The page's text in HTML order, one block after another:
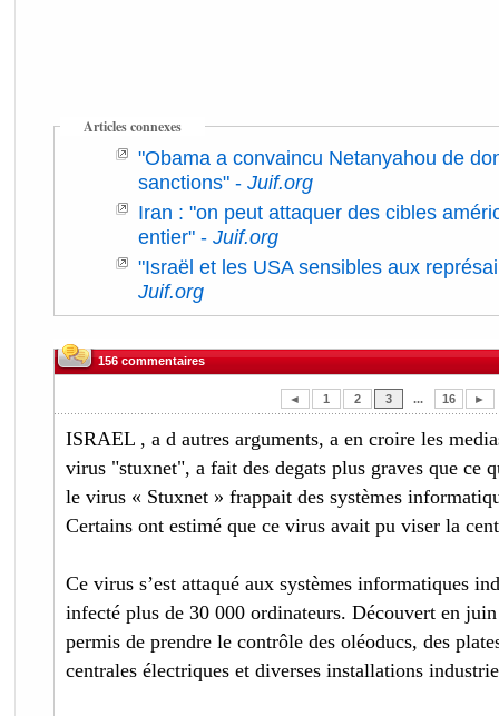
Articles connexes
"Obama a convaincu Netanyahou de
sanctions"- Juif.org
Iran : "on peut attaquer des cibles
entier"- Juif.org
"Israël et les USA sensibles aux
Juif.org
156 commentaires
◄ 1 2 3 ... 16 ►
ISRAEL , a d autres arguments, a en croire les
virus "stuxnet", a fait des degats plus graves que ce
le virus « Stuxnet » frappait des systèmes
Certains ont estimé que ce virus avait pu viser la
Ce virus s’est attaqué aux systèmes informatiques
infecté plus de 30 000 ordinateurs. Découvert en
permis de prendre le contrôle des oléoducs, des
centrales électriques et diverses installations